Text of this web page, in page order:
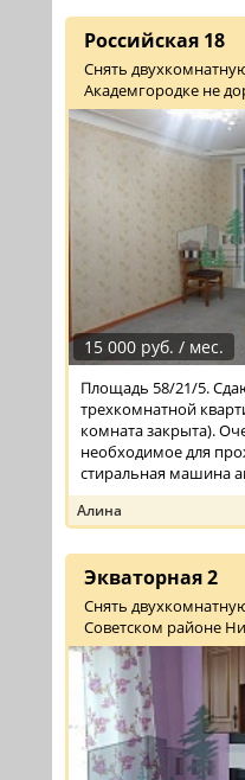
Российская 18
Снять
Академгородке не
15 000 руб. / мес.
Площадь 58/21/5.
трехкомнатной
комната закрыта).
необходимое для
стиральная машина
Алина
Экваторная 2
Снять
Советском районе